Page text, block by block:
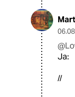
Ja:
//